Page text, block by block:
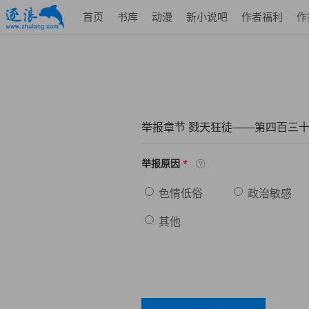
首页 书库 动漫 新小说吧 作者福利 作
举报章节 戮天狂徒——第四百三
举报原因 *
色情低俗 政治敏感
其他